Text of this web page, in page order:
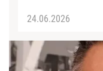
24.06.2026